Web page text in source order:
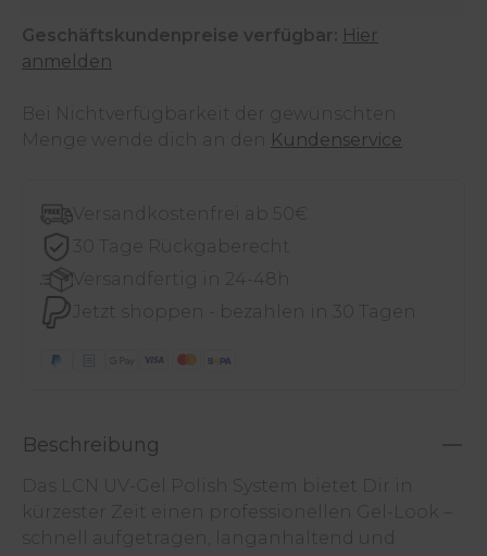
Geschäftskundenpreise verfügbar: Hier
anmelden
Bei Nichtverfügbarkeit der gewünschten
Menge wende dich an den
Kundenservice
Versandkostenfrei ab 50€
30 Tage Rückgaberecht
Versandfertig in 24-48h
Jetzt shoppen - bezahlen in 30 Tagen
Beschreibung
Das LCN UV-Gel Polish System bietet Dir in
kürzester Zeit einen professionellen Gel-Look –
schnell aufgetragen, langanhaltend und